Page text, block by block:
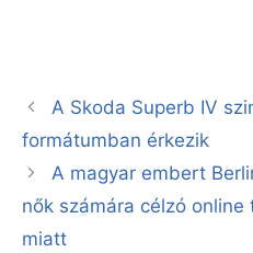
A Skoda Superb IV
formátumban érkezik
A magyar embert
nők számára célzó
miatt